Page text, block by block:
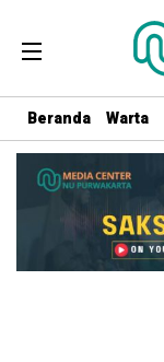
Beranda Warta